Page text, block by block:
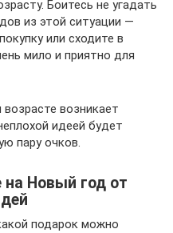
Боитесь не угадать
из этой ситуации —
или сходите в
мило и приятно для
возникает
идеей будет
пару очков.
на Новый год от
подарок можно